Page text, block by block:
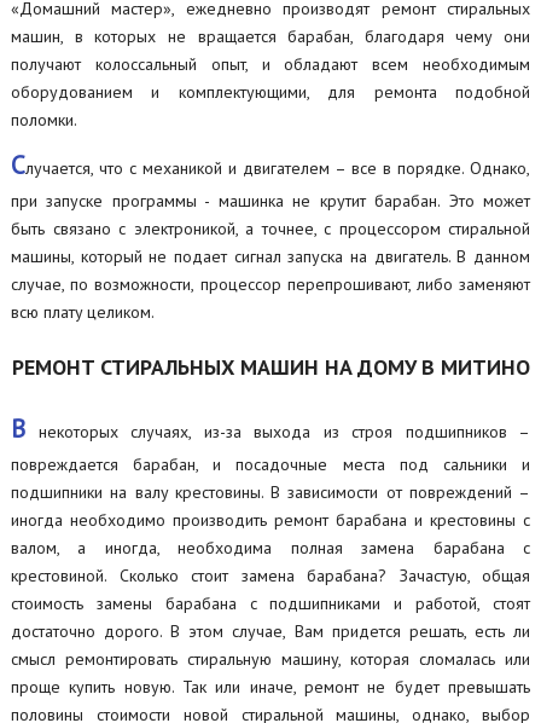
«Домашний мастер», ежедневно производят ремонт стиральных
машин, в которых не вращается барабан, благодаря чему они
получают колоссальный опыт, и обладают всем необходимым
оборудованием и комплектующими, для ремонта подобной
поломки.
Случается, что с механикой и двигателем – все в порядке. Однако,
при запуске программы - машинка не крутит барабан. Это может
быть связано с электроникой, а точнее, с процессором стиральной
машины, который не подает сигнал запуска на двигатель. В данном
случае, по возможности, процессор перепрошивают, либо заменяют
всю плату целиком.
РЕМОНТ СТИРАЛЬНЫХ МАШИН НА ДОМУ В МИТИНО
В некоторых случаях, из-за выхода из строя подшипников –
повреждается барабан, и посадочные места под сальники и
подшипники на валу крестовины. В зависимости от повреждений –
иногда необходимо производить ремонт барабана и крестовины с
валом, а иногда, необходима полная замена барабана с
крестовиной. Сколько стоит замена барабана? Зачастую, общая
стоимость замены барабана с подшипниками и работой, стоят
достаточно дорого. В этом случае, Вам придется решать, есть ли
смысл ремонтировать стиральную машину, которая сломалась или
проще купить новую. Так или иначе, ремонт не будет превышать
половины стоимости новой стиральной машины, однако, выбор